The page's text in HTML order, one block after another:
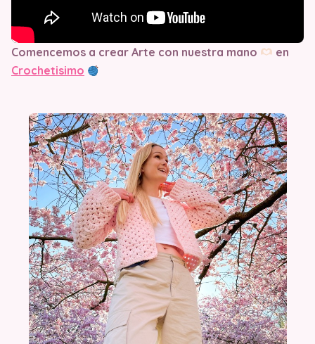
Comencemos a crear Arte con nuestra mano
en
Crochetisimo